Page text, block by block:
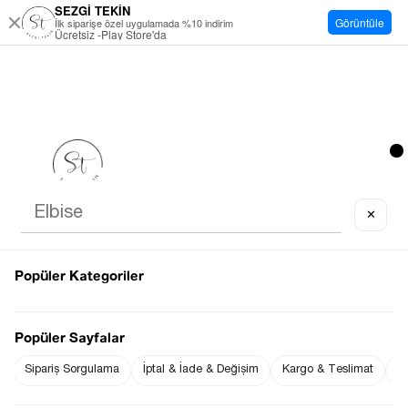
SEZGİ TEKİN
İlk siparişe özel uygulamada %10 indirim
Ücretsiz -Play Store'da
Görüntüle
✕
Popüler Kategoriler
Popüler Sayfalar
Sipariş Sorgulama İptal & İade & Değişim Kargo & Teslimat